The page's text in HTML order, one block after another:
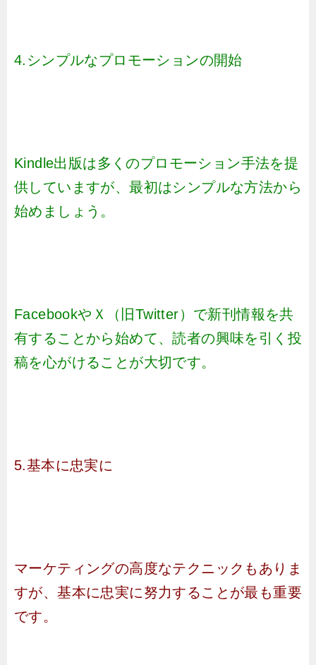
4.シンプルなプロモーションの開始
Kindle出版は多くのプロモーション手法を提
供していますが、最初はシンプルな方法から
始めましょう。
FacebookやＸ（旧Twitter）で新刊情報を共
有することから始めて、読者の興味を引く投
稿を心がけることが大切です。
5.基本に忠実に
マーケティングの高度なテクニックもありま
すが、基本に忠実に努力することが最も重要
です。